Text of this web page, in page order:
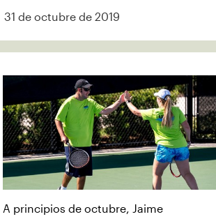
31 de octubre de 2019
A principios de octubre, Jaime